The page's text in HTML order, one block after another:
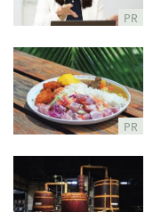
PR
PR